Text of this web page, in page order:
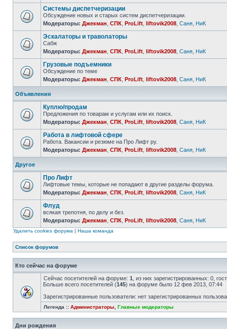
Системы диспетчеризации
Обсуждение новых и старых систем диспетчеризации.
Модераторы: Джекман СПК ProLift liftovik2008 Саня НиК
Эскалаторы и траволаторы
Сабж
Модераторы: Джекман СПК ProLift liftovik2008 Саня НиК
Грузовые подъемники
Обсуждение по теме
Модераторы: Джекман СПК ProLift liftovik2008 Саня НиК
Объявления
Куплю/продам
Предложения по товарам и услугам или их поиск.
Модераторы: Джекман СПК ProLift liftovik2008 Саня НиК
Работа в лифтовой сфере
Работа. Вакансии и резюме на Про Лифт ру.
Модераторы: Джекман СПК ProLift liftovik2008 Саня НиК
Другое
Про Лифт
Лифтовые темы, которые не попадают в другие разделы форума.
Модераторы: Джекман СПК ProLift liftovik2008 Саня НиК
Флуд
всякая трепотня, по делу и без.
Модераторы: Джекман СПК ProLift liftovik2008 Саня НиК
Удалить cookies форума | Наша команда
Список форумов
Кто сейчас на форуме
Сейчас посетителей на форуме: 1 , из них зарегистрированных: 0,
Больше всего посетителей (145) на форуме было 12 фев 2013, 07:44
Зарегистрированные пользователи: нет зарегистрированных
Легенда :: Администраторы Главные модераторы
Дни рождения